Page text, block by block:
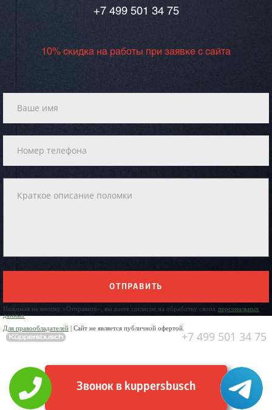
+7 499 501 34 75
10% скидка на работы при заявке с сайта
ОТПРАВИТЬ
Нажимая на кнопку «Отправить», вы даете согласие на обработку своих персональных
данных
Для правообладателей | Сайт не является публичной офертой.
+7 499 501 34 75
Звонок в kuppersbusch